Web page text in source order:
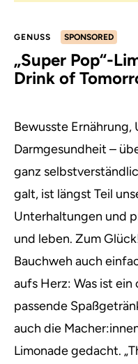
GENUSS SPONSORED
„Super Pop“-
Drink of
Bewusste
Darmgesundheit –
ganz
galt, ist längst Teil
Unterhaltungen und
und leben. Zum
Bauchweh auch
aufs Herz: Was ist
passende
auch die
Limonade gedacht.